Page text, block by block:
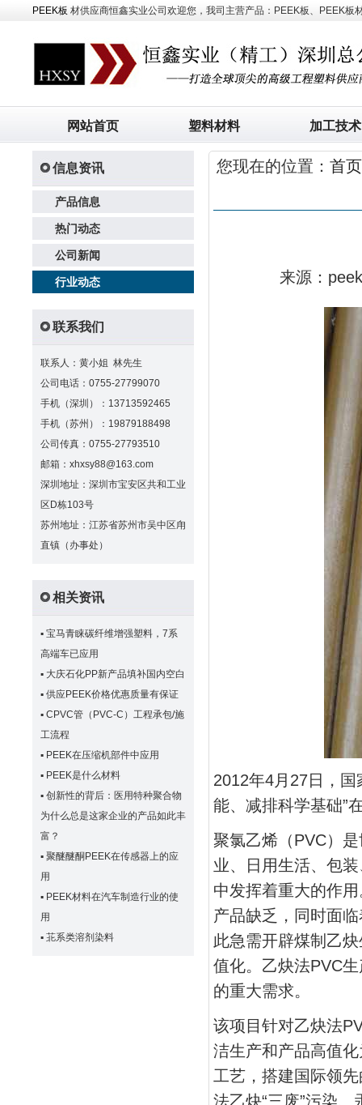
PEEK板 材供应商恒鑫实业公司欢迎您，我司主营产品：PEEK板、PEEK板
网站首页 塑料材料 加工技术
信息资讯
产品信息
热门动态
公司新闻
行业动态
联系我们
联系人：黄小姐 林先生
公司电话：0755-27799070
手机（深圳）：13713592465
手机（苏州）：19879188498
公司传真：0755-27793510
邮箱：xhxsy88@163.com
深圳地址：深圳市宝安区共和工业
区D栋103号
苏州地址：江苏省苏州市吴中区甪
直镇（办事处）
相关资讯
▪ 宝马青睐碳纤维增强塑料，7系
高端车已应用
▪ 大庆石化PP新产品填补国内空白
▪ 供应PEEK价格优惠质量有保证
▪ CPVC管（PVC-C）工程承包/施
工流程
▪ PEEK在压缩机部件中应用
▪ PEEK是什么材料
▪ 创新性的背后：医用特种聚合物
为什么总是这家企业的产品如此丰
富？
▪ 聚醚醚酮PEEK在传感器上的应
用
▪ PEEK材料在汽车制造行业的使
用
▪ 苝系类溶剂染料
您现在的位置： 首页
来源：
2012年4月27日，
能、减排科学基础”
聚氯乙烯（PVC）
业、日用生活、包
中发挥着重大的作
产品缺乏，同时面
此急需开辟煤制乙
值化。乙炔法PVC
的重大需求。
该项目针对乙炔法
洁生产和产品高值
工艺，搭建国际领
法乙炔“三废”污染